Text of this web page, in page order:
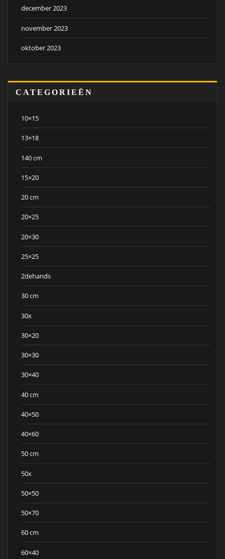
december 2023
november 2023
oktober 2023
CATEGORIEËN
10×15
13×18
140 cm
15×20
20 cm
20×25
20×30
25×25
2dehands
30 cm
30x
30×20
30×30
30×40
40 cm
40×50
40×60
50 cm
50x
50×50
50×70
60 cm
60×40